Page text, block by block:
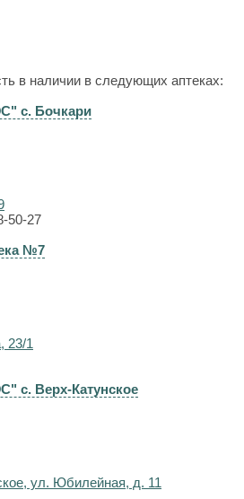
в наличии в следующих аптеках:
с. Бочкари
50-27
№7
23/1
Верх-Катунское
ул. Юбилейная, д. 11